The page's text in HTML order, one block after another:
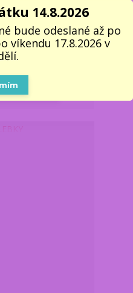
ochránce času s
Z důvodu dovolené,
vše objednané a
uhrazené do pondělí
košíku
14.8.2026
bude odeslané až po
víkendu 17.8.2026 v